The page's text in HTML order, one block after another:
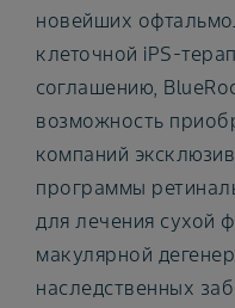
новейших
клеточной iPS-
соглашению,
возможность
компаний
программы
для лечения сухой
макулярной
наследственных